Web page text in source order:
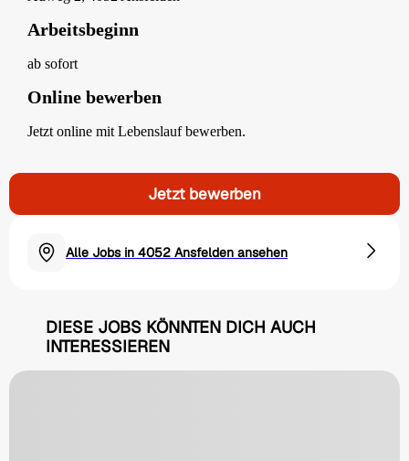
Arbeitsbeginn
ab sofort
Online bewerben
Jetzt online mit Lebenslauf bewerben.
Jetzt bewerben
Alle Jobs in 4052 Ansfelden ansehen
DIESE JOBS KÖNNTEN DICH AUCH
INTERESSIEREN